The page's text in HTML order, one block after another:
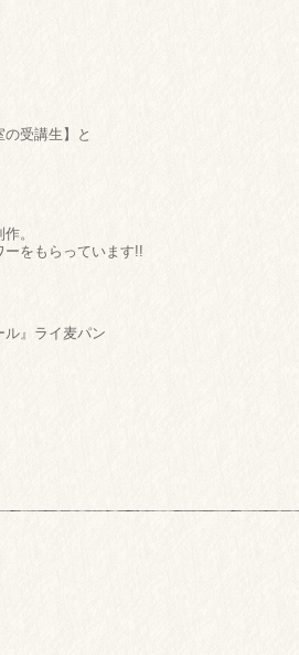
受講生】と
。
ーをもらっています!!
ル』ライ麦パン